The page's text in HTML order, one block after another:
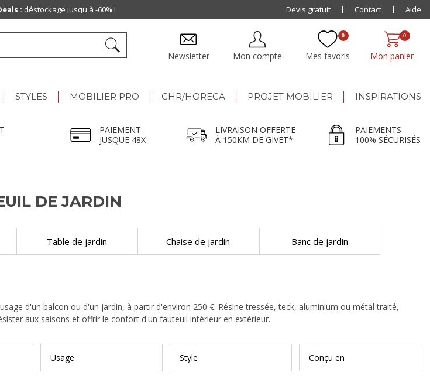
Mon panier
0
Mes favoris
0
Mon compte
Newsletter
STYLES MOBILIER PRO CHR/HORECA PROJET MOBILIER INSPIRATIONS
PAIEMENT
JUSQUE 48X
LIVRAISON OFFERTE
À 150KM DE GIVET*
PAIEMENTS
100% SÉCURISÉS
DE JARDIN
Table de jardin Chaise de jardin Banc de jardin
d'un balcon ou d'un jardin, à partir d'environ 250 €. Résine tressée, teck, aluminium ou métal traité,
aux saisons et offrir le confort d'un fauteuil intérieur en extérieur.
Usage Style Conçu en
: déstockage jusqu'à -60% ! Paiement jusqu'à48x
Devis gratuit Contact Aide